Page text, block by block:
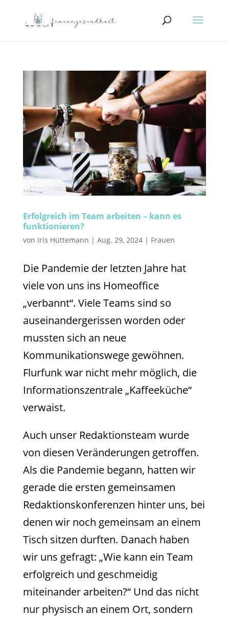
Erfolgreich im Team arbeiten – kann es
funktionieren?
von Iris Hüttemann | Aug. 29, 2024| Frauen
Die Pandemie der letzten Jahre hat
viele von uns ins Homeoffice
„verbannt“. Viele Teams sind so
auseinandergerissen worden oder
mussten sich an neue
Kommunikationswege gewöhnen.
Flurfunk war nicht mehr möglich, die
Informationszentrale „Kaffeeküche“
verwaist.
Auch unser Redaktionsteam wurde
von diesen Veränderungen getroffen.
Als die Pandemie begann, hatten wir
gerade die ersten gemeinsamen
Redaktionskonferenzen hinter uns, bei
denen wir noch gemeinsam an einem
Tisch sitzen durften. Danach haben
wir uns gefragt: „Wie kann ein Team
erfolgreich und geschmeidig
miteinander arbeiten?“ Und das nicht
nur physisch an einem Ort, sondern